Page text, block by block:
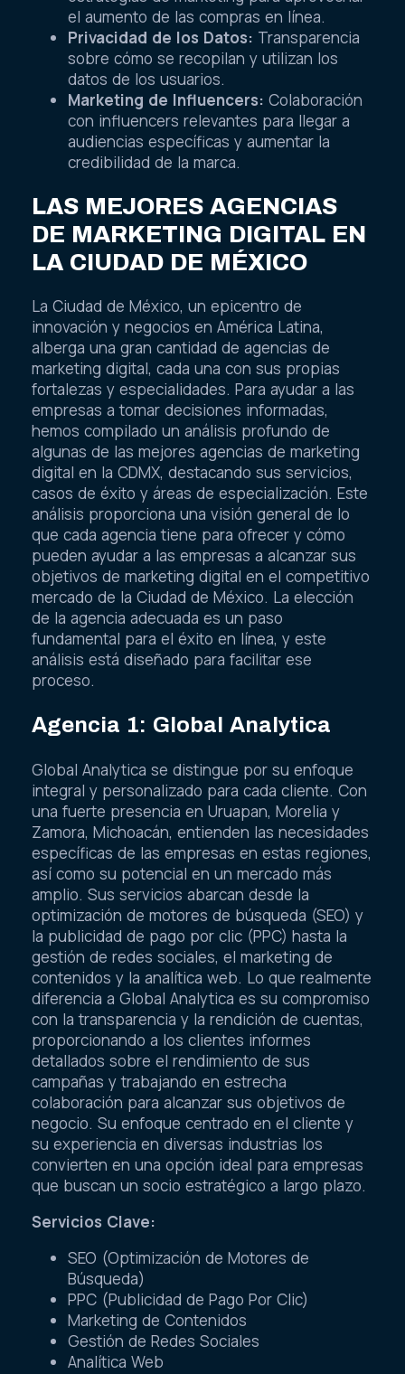
el aumento de las compras en línea.
Privacidad de los Datos: Transparencia
sobre cómo se recopilan y utilizan los
datos de los usuarios.
Marketing de Influencers: Colaboración
con influencers relevantes para llegar a
audiencias específicas y aumentar la
credibilidad de la marca.
LAS MEJORES AGENCIAS
DE MARKETING DIGITAL EN
LA CIUDAD DE MÉXICO
La Ciudad de México, un epicentro de
innovación y negocios en América Latina,
alberga una gran cantidad de agencias de
marketing digital, cada una con sus propias
fortalezas y especialidades. Para ayudar a las
empresas a tomar decisiones informadas,
hemos compilado un análisis profundo de
algunas de las mejores agencias de marketing
digital en la CDMX, destacando sus servicios,
casos de éxito y áreas de especialización. Este
análisis proporciona una visión general de lo
que cada agencia tiene para ofrecer y cómo
pueden ayudar a las empresas a alcanzar sus
objetivos de marketing digital en el competitivo
mercado de la Ciudad de México. La elección
de la agencia adecuada es un paso
fundamental para el éxito en línea, y este
análisis está diseñado para facilitar ese
proceso.
Agencia 1: Global Analytica
Global Analytica se distingue por su enfoque
integral y personalizado para cada cliente. Con
una fuerte presencia en Uruapan, Morelia y
Zamora, Michoacán, entienden las necesidades
específicas de las empresas en estas regiones,
así como su potencial en un mercado más
amplio. Sus servicios abarcan desde la
optimización de motores de búsqueda (SEO) y
la publicidad de pago por clic (PPC) hasta la
gestión de redes sociales, el marketing de
contenidos y la analítica web. Lo que realmente
diferencia a Global Analytica es su compromiso
con la transparencia y la rendición de cuentas,
proporcionando a los clientes informes
detallados sobre el rendimiento de sus
campañas y trabajando en estrecha
colaboración para alcanzar sus objetivos de
negocio. Su enfoque centrado en el cliente y
su experiencia en diversas industrias los
convierten en una opción ideal para empresas
que buscan un socio estratégico a largo plazo.
Servicios Clave:
SEO (Optimización de Motores de
Búsqueda)
PPC (Publicidad de Pago Por Clic)
Marketing de Contenidos
Gestión de Redes Sociales
Analítica Web